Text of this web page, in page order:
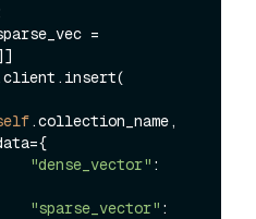
.collection_name,
"dense_vector" :
"sparse_vector" :